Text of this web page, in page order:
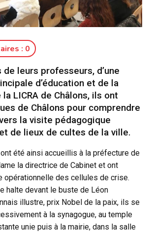
: 0
leurs professeurs, d’une
d’éducation et de la
LICRA de Châlons, ils ont
de Châlons pour comprendre
la visite pédagogique
de lieux de cultes de la ville.
été ainsi accueillis à la préfecture de
la directrice de Cabinet et ont
opérationnelle des cellules de crise.
halte devant le buste de Léon
illustre, prix Nobel de la paix, ils se
à la synagogue, au temple
unie puis à la mairie, dans la salle